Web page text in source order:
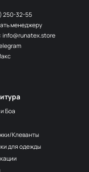
Боа
Клеванты
для одежды
250-32-55
менеджеру
info@runatex.store